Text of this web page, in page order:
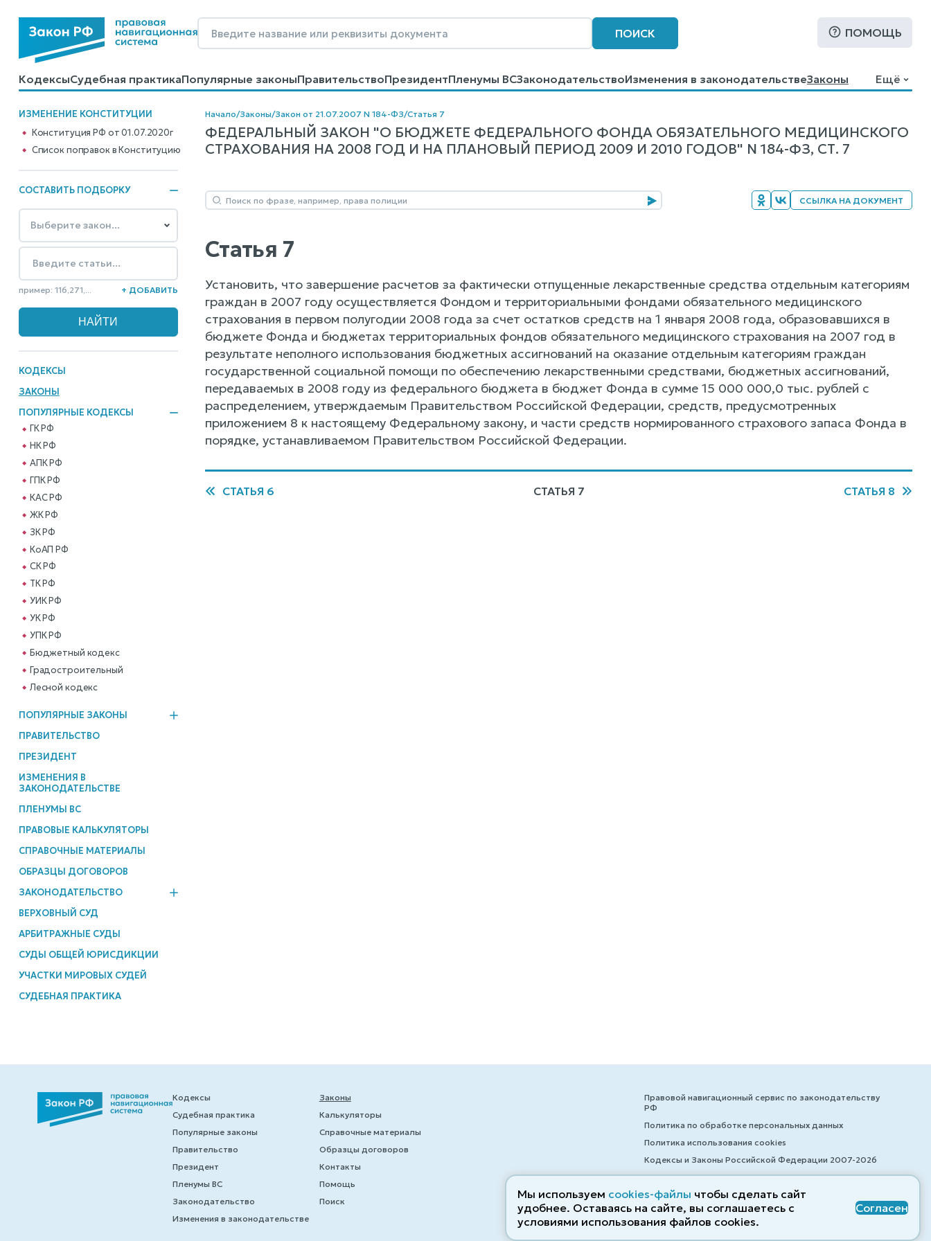
ПОИСК ПОМОЩЬ
КодексыСудебная практикаПопулярные законыПравительствоПрезидентПленумы ВСЗаконодательствоИзменения в законодательствеЗаконы
КалькуляторыСправочные материалыОбразцы договоровКонтактыПомощьПоиск
Ещё
ИЗМЕНЕНИЕ КОНСТИТУЦИИ
Конституция РФ от 01.07.2020г
Cписок поправок в Конституцию
СОСТАВИТЬ ПОДБОРКУ
пример: 116,271,... + ДОБАВИТЬ
КОДЕКСЫ
ЗАКОНЫ
ПОПУЛЯРНЫЕ КОДЕКСЫ
ГК РФ
НК РФ
АПК РФ
ГПК РФ
КАС РФ
ЖК РФ
ЗК РФ
КоАП РФ
СК РФ
ТК РФ
УИК РФ
УК РФ
УПК РФ
Бюджетный кодекс
Градостроительный
Лесной кодекс
ПОПУЛЯРНЫЕ ЗАКОНЫ
ПРАВИТЕЛЬСТВО
ПРЕЗИДЕНТ
ИЗМЕНЕНИЯ В
ЗАКОНОДАТЕЛЬСТВЕ
ПЛЕНУМЫ ВС
ПРАВОВЫЕ КАЛЬКУЛЯТОРЫ
СПРАВОЧНЫЕ МАТЕРИАЛЫ
ОБРАЗЦЫ ДОГОВОРОВ
ЗАКОНОДАТЕЛЬСТВО
ВЕРХОВНЫЙ СУД
АРБИТРАЖНЫЕ СУДЫ
СУДЫ ОБЩЕЙ ЮРИСДИКЦИИ
УЧАСТКИ МИРОВЫХ СУДЕЙ
СУДЕБНАЯ ПРАКТИКА
Начало/Законы/Закон от 21.07.2007 N 184-ФЗ/Статья 7
ФЕДЕРАЛЬНЫЙ ЗАКОН "О БЮДЖЕТЕ ФЕДЕРАЛЬНОГО ФОНДА ОБЯЗАТЕЛЬНОГО МЕДИЦИНСКОГО
СТРАХОВАНИЯ НА 2008 ГОД И НА ПЛАНОВЫЙ ПЕРИОД 2009 И 2010 ГОДОВ" N 184-ФЗ, СТ. 7
ССЫЛКА НА ДОКУМЕНТ
Статья 7
Установить, что завершение расчетов за фактически отпущенные лекарственные средства отдельным категориям
граждан в 2007 году осуществляется Фондом и территориальными фондами обязательного медицинского
страхования в первом полугодии 2008 года за счет остатков средств на 1 января 2008 года, образовавшихся в
бюджете Фонда и бюджетах территориальных фондов обязательного медицинского страхования на 2007 год в
результате неполного использования бюджетных ассигнований на оказание отдельным категориям граждан
государственной социальной помощи по обеспечению лекарственными средствами, бюджетных ассигнований,
передаваемых в 2008 году из федерального бюджета в бюджет Фонда в сумме 15 000 000,0 тыс. рублей с
распределением, утверждаемым Правительством Российской Федерации, средств, предусмотренных
приложением 8 к настоящему Федеральному закону, и части средств нормированного страхового запаса Фонда в
порядке, устанавливаемом Правительством Российской Федерации.
СТАТЬЯ 6 СТАТЬЯ 7 СТАТЬЯ 8
Кодексы
Судебная практика
Популярные законы
Правительство
Президент
Пленумы ВС
Законодательство
Изменения в законодательстве
Законы
Калькуляторы
Справочные материалы
Образцы договоров
Контакты
Помощь
Поиск
Правовой навигационный сервис по законодательству
РФ
Политика по обработке персональных данных
Политика использования cookies
Кодексы и Законы Российской Федерации 2007-2026
© ZAKONRF.INFO
Мы используем cookies-файлы чтобы сделать сайт
удобнее. Оставаясь на сайте, вы соглашаетесь с
условиями использования файлов cооkies.
Согласен